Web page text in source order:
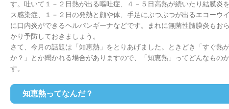
す。吐いて１－２日熱が出る嘔吐症、４－５日高熱が続いたり結膜炎
ス感染症、１－２日の発熱と顔や体、手足にぶつぶつが出るエコーウ
に口内炎ができるヘルパンギーナなどです。まれに無菌性髄膜炎もお
かり予防しておきましょう。
さて、今月の話題は「知恵熱」をとりあげました。ときどき「すぐ熱
か？」とか聞かれる場合がありますので、「知恵熱」ってどんなもの
す。
知恵熱ってなんだ？